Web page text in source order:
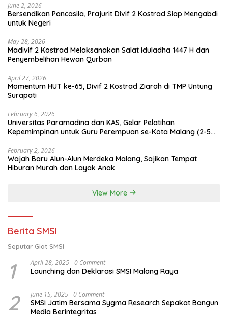
June 2, 2026
Bersendikan Pancasila, Prajurit Divif 2 Kostrad Siap Mengabdi
untuk Negeri
May 28, 2026
Madivif 2 Kostrad Melaksanakan Salat Iduladha 1447 H dan
Penyembelihan Hewan Qurban
April 27, 2026
Momentum HUT ke-65, Divif 2 Kostrad Ziarah di TMP Untung
Surapati
February 6, 2026
Universitas Paramadina dan KAS, Gelar Pelatihan
Kepemimpinan untuk Guru Perempuan se-Kota Malang (2-5
February 2, 2026
Wajah Baru Alun-Alun Merdeka Malang, Sajikan Tempat
Hiburan Murah dan Layak Anak
View More
Berita SMSI
Seputar Giat SMSI
1 April 28, 2025 0 Comment
Launching dan Deklarasi SMSI Malang Raya
2 June 15, 2025 0 Comment
SMSI Jatim Bersama Sygma Research Sepakat Bangun
Media Berintegritas